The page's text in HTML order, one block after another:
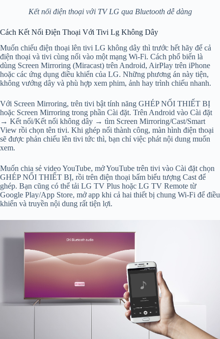
Kết nối điện thoại với TV LG qua Bluetooth dễ dàng
Cách Kết Nối Điện Thoại Với Tivi Lg Không Dây
Muốn chiếu điện thoại lên tivi LG không dây thì trước hết hãy để cả
điện thoại và tivi cùng nối vào một mạng Wi‑Fi. Cách phổ biến là
dùng Screen Mirroring (Miracast) trên Android, AirPlay trên iPhone
hoặc các ứng dụng điều khiển của LG. Những phương án này tiện,
không vướng dây và phù hợp xem phim, ảnh hay trình chiếu nhanh.
Với Screen Mirroring, trên tivi bật tính năng GHÉP NỐI THIẾT BỊ
hoặc Screen Mirroring trong phần Cài đặt. Trên Android vào Cài đặt
→ Kết nối/Kết nối không dây → tìm Screen Mirroring/Cast/Smart
View rồi chọn tên tivi. Khi ghép nối thành công, màn hình điện thoại
sẽ được phản chiếu lên tivi tức thì, bạn chỉ việc phát nội dung muốn
xem.
Muốn chia sẻ video YouTube, mở YouTube trên tivi vào Cài đặt chọn
GHÉP NỐI THIẾT BỊ, rồi trên điện thoại bấm biểu tượng Cast để
ghép. Bạn cũng có thể tải LG TV Plus hoặc LG TV Remote từ
Google Play/App Store, mở app khi cả hai thiết bị chung Wi‑Fi để điều
khiển và truyền nội dung rất tiện lợi.